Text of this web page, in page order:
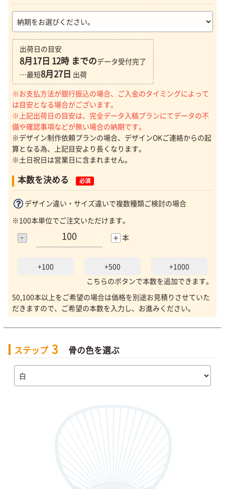
出荷日の目安
8月17日 12時 までのデータ受付完了
…最短8月27日 出荷
※お支払方法が銀行振込の場合、ご入金のタイミングによって
は目安となる場合がございます。
※上記出荷日の目安は、完全データ入稿プランにてデータの不
備や確認事項などが無い場合の納期です。
※デザイン制作依頼プランの場合、デザインOKご連絡からの起
算となる為、上記目安より長くなります。
※土日祝日は営業日に含まれません。
本数を決める 必須
デザイン違い・サイズ違いで複数種類ご検討の場合
※100本単位でご注文いただけます。
- + 本
+100 +500
+1000
こちらのボタンで本数を追加できます。
50,100本以上をご希望の場合は価格を別途お見積りさせていた
だきますので、ご希望の本数を入力し、お進みください。
ステップ 3 骨の色を選ぶ